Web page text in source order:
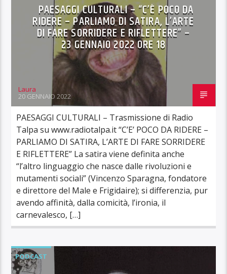
PAESAGGI CULTURALI – “C’È POCO DA
RIDERE – PARLIAMO DI SATIRA, L’ARTE
DI FARE SORRIDERE E RIFLETTERE” –
23 GENNAIO 2022 ORE 18
Laura
20 GENNAIO 2022
PAESAGGI CULTURALI – Trasmissione di Radio
Talpa su www.radiotalpa.it “C’E’ POCO DA RIDERE –
PARLIAMO DI SATIRA, L’ARTE DI FARE SORRIDERE
E RIFLETTERE” La satira viene definita anche
“l’altro linguaggio che nasce dalle rivoluzioni e
mutamenti sociali” (Vincenzo Sparagna, fondatore
e direttore del Male e Frigidaire); si differenzia, pur
avendo affinità, dalla comicità, l’ironia, il
carnevalesco, […]
PODCAST